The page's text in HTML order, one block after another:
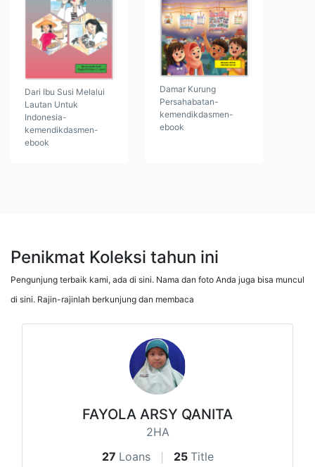
Dari Ibu Susi Melalui
Lautan Untuk
Indonesia-
kemendikdasmen-
ebook
Damar Kurung
Persahabatan-
kemendikdasmen-
ebook
Penikmat Koleksi tahun ini
Pengunjung terbaik kami, ada di sini. Nama dan foto Anda juga bisa muncul
di sini. Rajin-rajinlah berkunjung dan membaca
FAYOLA ARSY QANITA
2HA
27 Loans 25 Title